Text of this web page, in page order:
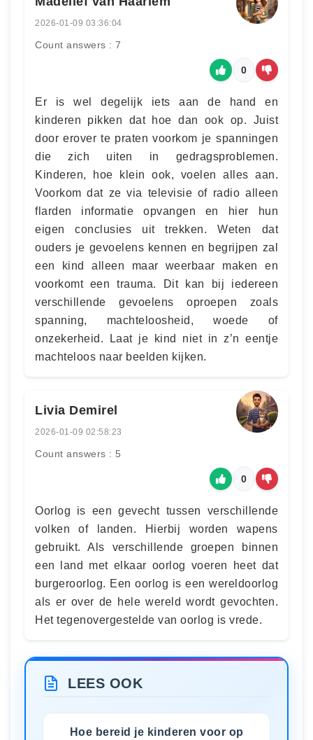
2026-01-09 03:36:04
Count answers : 7
0
Er is wel degelijk iets aan de hand en
kinderen pikken dat hoe dan ook op. Juist
door erover te praten voorkom je spanningen
die zich uiten in gedragsproblemen.
Kinderen, hoe klein ook, voelen alles aan.
Voorkom dat ze via televisie of radio alleen
flarden informatie opvangen en hier hun
eigen conclusies uit trekken. Weten dat
ouders je gevoelens kennen en begrijpen zal
een kind alleen maar weerbaar maken en
voorkomt een trauma. Dit kan bij iedereen
verschillende gevoelens oproepen zoals
spanning, machteloosheid, woede of
onzekerheid. Laat je kind niet in z’n eentje
machteloos naar beelden kijken.
Livia Demirel
2026-01-09 02:58:23
Count answers : 5
0
Oorlog is een gevecht tussen verschillende
volken of landen. Hierbij worden wapens
gebruikt. Als verschillende groepen binnen
een land met elkaar oorlog voeren heet dat
burgeroorlog. Een oorlog is een wereldoorlog
als er over de hele wereld wordt gevochten.
Het tegenovergestelde van oorlog is vrede.
LEES OOK
Hoe bereid je kinderen voor op